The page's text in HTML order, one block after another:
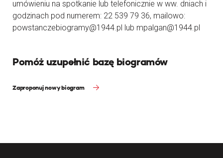
umówieniu na spotkanie lub telefonicznie w ww. dniach i
godzinach pod numerem: 22 539 79 36, mailowo:
powstanczebiogramy@1944.pl lub mpalgan@1944.pl
Pomóż uzupełnić bazę biogramów
Zaproponuj nowy biogram